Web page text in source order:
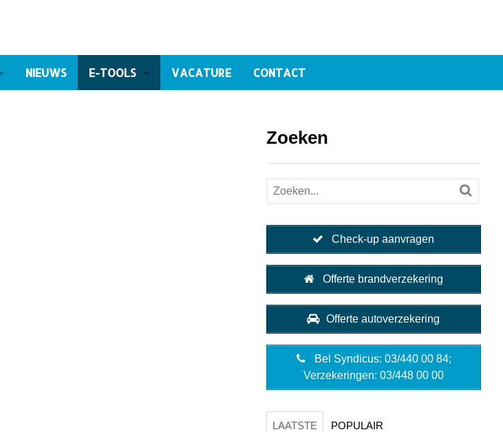
NIEUWS E-TOOLS VACATURE CONTACT
Zoeken
Check-up aanvragen
Offerte brandverzekering
Offerte autoverzekering
Bel Syndicus: 03/440 00 84;
Verzekeringen: 03/448 00 00
LAATSTE POPULAIR